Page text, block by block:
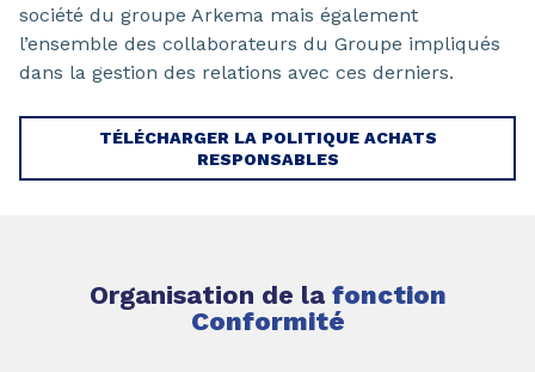
société du groupe Arkema mais également
l’ensemble des collaborateurs du Groupe impliqués
dans la gestion des relations avec ces derniers.
TÉLÉCHARGER LA POLITIQUE ACHATS
RESPONSABLES
Organisation de la fonction
Conformité